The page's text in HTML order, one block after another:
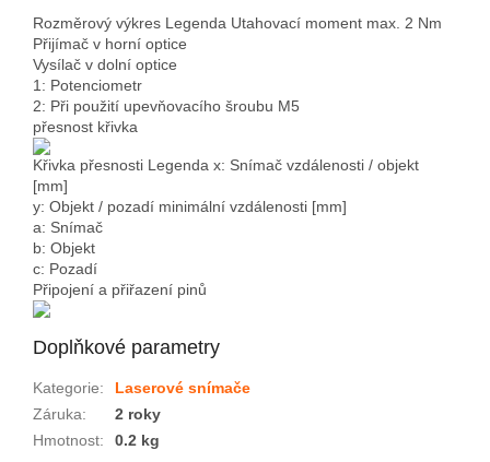
Rozměrový výkres Legenda Utahovací moment max. 2 Nm
Přijímač v horní optice
Vysílač v dolní optice
1: Potenciometr
2: Při použití upevňovacího šroubu M5
přesnost křivka
Křivka přesnosti Legenda x: Snímač vzdálenosti / objekt
[mm]
y: Objekt / pozadí minimální vzdálenosti [mm]
a: Snímač
b: Objekt
c: Pozadí
Připojení a přiřazení pinů
Doplňkové parametry
Kategorie:
Laserové snímače
Záruka:
2 roky
Hmotnost: 0.2 kg